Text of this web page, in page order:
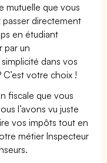
mutuelle que vous
passer directement
en étudiant
par un
dans vos
votre choix !
fiscale que vous
l’avons vu juste
vos impôts tout en
métier Inspecteur